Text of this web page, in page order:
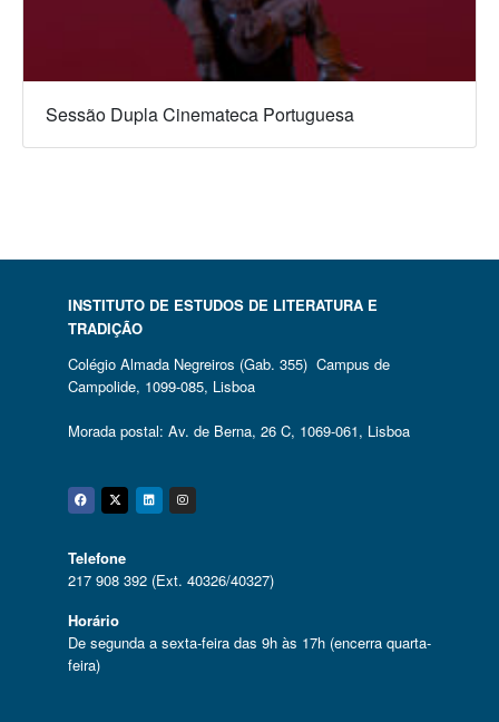
Sessão Dupla Cinemateca Portuguesa
INSTITUTO DE ESTUDOS DE LITERATURA E
TRADIÇÃO
Colégio Almada Negreiros (Gab. 355) Campus de
Campolide, 1099-085, Lisboa
Morada postal: Av. de Berna, 26 C, 1069-061, Lisboa
Facebook
Twitter
Linkedin
Instagram
Telefone
217 908 392 (Ext. 40326/40327)
Horário
De segunda a sexta-feira das 9h às 17h (encerra quarta-
feira)